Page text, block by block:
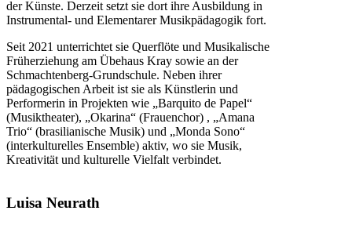
der Künste. Derzeit setzt sie dort ihre Ausbildung in
Instrumental- und Elementarer Musikpädagogik fort.
Seit 2021 unterrichtet sie Querflöte und Musikalische
Früherziehung am Übehaus Kray sowie an der
Schmachtenberg-Grundschule. Neben ihrer
pädagogischen Arbeit ist sie als Künstlerin und
Performerin in Projekten wie „Barquito de Papel“
(Musiktheater), „Okarina“ (Frauenchor) , „Amana
Trio“ (brasilianische Musik) und „Monda Sono“
(interkulturelles Ensemble) aktiv, wo sie Musik,
Kreativität und kulturelle Vielfalt verbindet.
Luisa Neurath